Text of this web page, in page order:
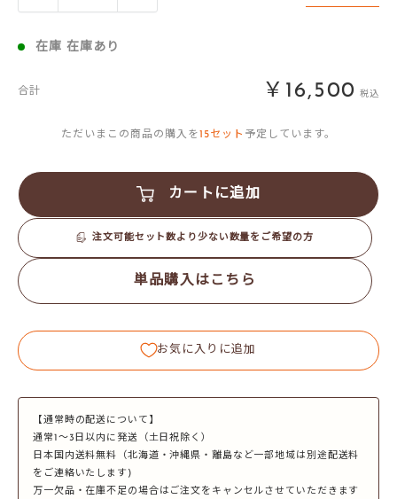
在庫 在庫あり
合計 ￥16,500 税込
ただいまこの商品の購入を15セット 予定しています。
カートに追加
注文可能セット数より少ない数量をご希望の方
単品購入はこちら
お気に入りに追加
【通常時の配送について】
通常1～3日以内に発送（土日祝除く）
日本国内送料無料（北海道・沖縄県・離島など一部地域は別途配送料
をご連絡いたします)
万一欠品・在庫不足の場合はご注文をキャンセルさせていただきます